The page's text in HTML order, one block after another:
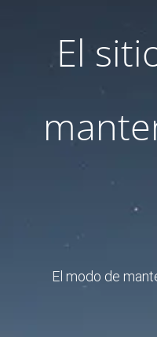
El
El modo de